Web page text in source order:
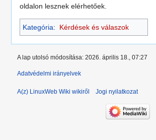
oldalon lesznek elérhetőek.
Kategória: Kérdések és válaszok
A lap utolsó módosítása: 2026. április 18., 07:27
Adatvédelmi irányelvek
A(z) LinuxWeb Wiki wikiről Jogi nyilatkozat